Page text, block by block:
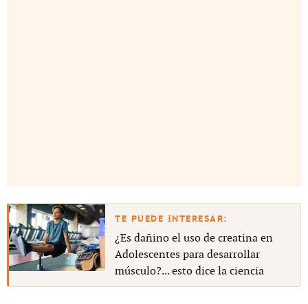
¿Es dañino el uso de creatina en
Adolescentes para desarrollar
músculo?... esto dice la ciencia